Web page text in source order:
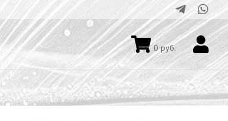
0руб.